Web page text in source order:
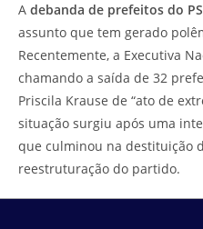
post:
A debanda de prefeitos do
assunto que tem gerado
Recentemente, a Executiva
chamando a saída de 32
Priscila Krause de “ato de
situação surgiu após uma
que culminou na destituição
reestruturação do partido.